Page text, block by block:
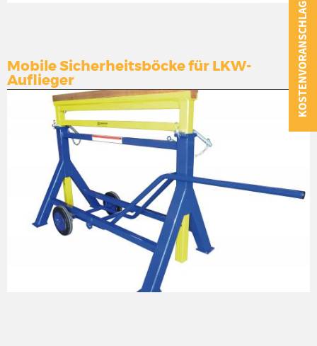
KOSTENVORANSCHLAG
Mobile Sicherheitsböcke für LKW-
Auflieger